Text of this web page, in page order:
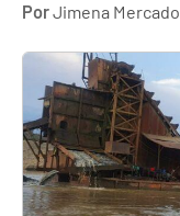
PorJimena Mercado